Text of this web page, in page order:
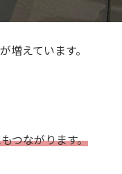
増えています。
つながります。